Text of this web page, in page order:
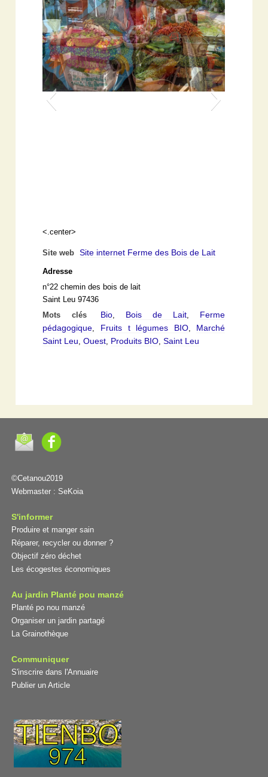
<.center>
Site web Site internet Ferme des Bois de Lait
Adresse
n°22 chemin des bois de lait
Saint Leu 97436
Mots clés
Bio, Bois de Lait, Ferme
pédagogique, Fruits t légumes BIO, Marché
Saint Leu,Ouest, Produits BIO,Saint Leu
©Cetanou2019
Webmaster : SeKoia
S'informer
Produire et manger sain
Réparer, recycler ou donner ?
Objectif zéro déchet
Les écogestes économiques
Au jardin Planté pou manzé
Planté po nou manzé
Organiser un jardin partagé
La Grainothèque
Communiquer
S'inscrire dans l'Annuaire
Publier un Article